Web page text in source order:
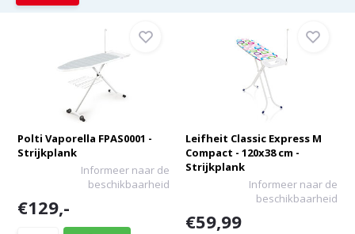
Polti Vaporella FPAS0001 -
Strijkplank
Informeer naar de
beschikbaarheid
€129,-
Leifheit Classic Express M
Compact - 120x38 cm -
Strijkplank
Informeer naar de
beschikbaarheid
€59,99